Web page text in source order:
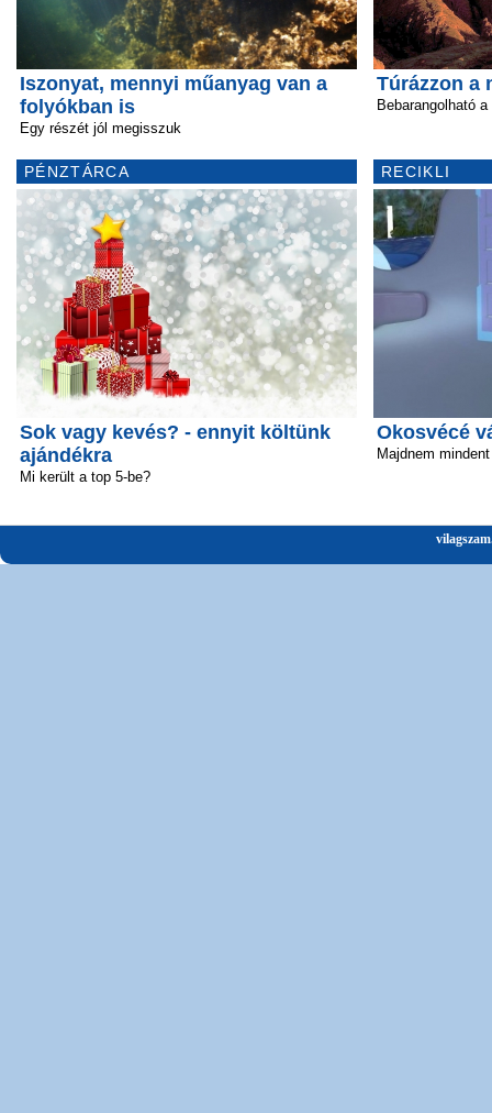
Iszonyat, mennyi műanyag van a
folyókban is
Egy részét jól megisszuk
PÉNZTÁRCA
Sok vagy kevés? - ennyit költünk
ajándékra
Mi került a top 5-be?
Túrázzon a
Bebarangolható
RECIKLI
Okosvécé
Majdnem